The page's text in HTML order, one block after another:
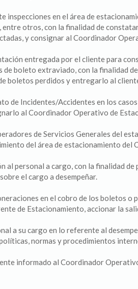
inspecciones en el área de
otros, con la finalidad de
y consignar al Coordinador
entregada por el cliente para
de boleto extraviado, con la finalidad
boletos perdidos y entregarlo al
de Incidentes/Accidentes en los
al Coordinador Operativo de
de Servicios Generales del
del área de estacionamiento del
al personal a cargo, con la finalidad
el cargo a desempeñar.
en el cobro de los boletos o
de Estacionamiento, accionar la
a su cargo en lo referente al
normas y procedimientos
informado al Coordinador